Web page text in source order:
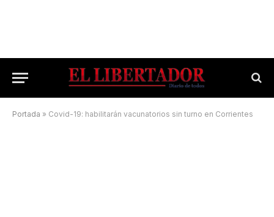
Portada » Covid-19: habilitarán vacunatorios sin turno en Corrientes